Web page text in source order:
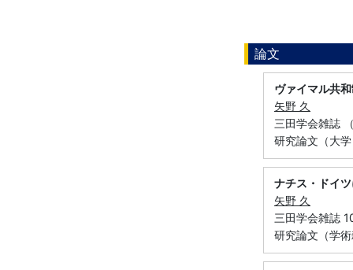
論文
ヴァイマル共
矢野 久
三田学会雑誌
研究論文（大
ナチス・ドイ
矢野 久
三田学会雑誌
研究論文（学